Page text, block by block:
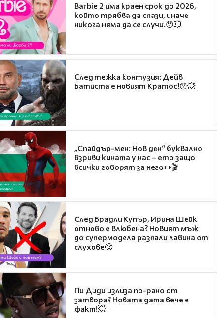
Barbie 2 има краен срок до 2026,
който трябва да спази, иначе
никога няма да се случи.😯💥
След тежка контузия: Дейв
Батиста е новият Кратос!😯💥
„Спайдър-мен: Нов ден“ буквално
взриви кината у нас – ето защо
всички говорят за него👀🎬
След Брадли Купър, Ирина Шейк
отново е влюбена? Новият мъж
до супермодела разпали лавина от
слухове🧐
Пи Диди излиза по-рано от
затвора? Новата дата вече е
факт!💥